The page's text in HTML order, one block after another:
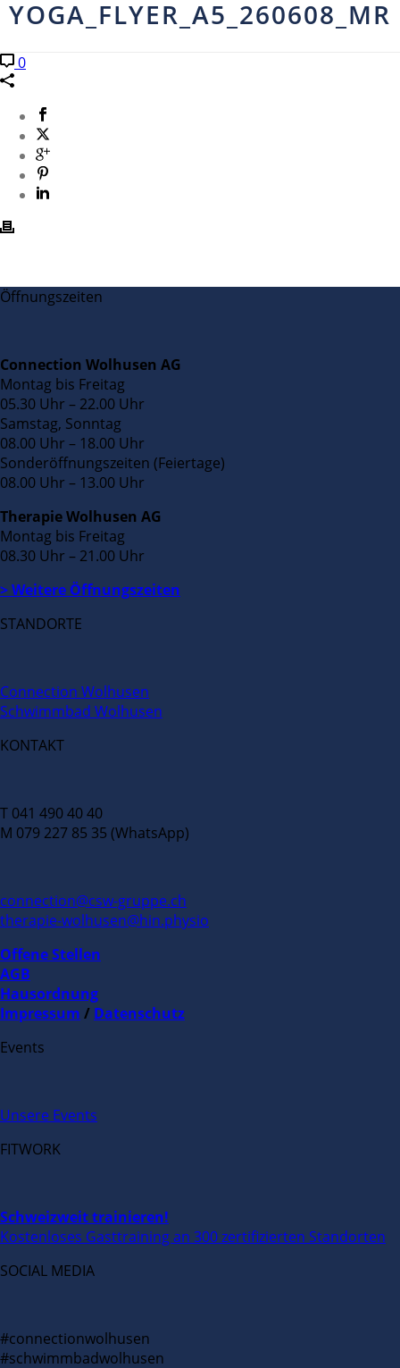
YOGA_FLYER_A5_260608_MR
0
Öffnungszeiten
Connection Wolhusen AG
Montag bis Freitag
05.30 Uhr – 22.00 Uhr
Samstag, Sonntag
08.00 Uhr – 18.00 Uhr
Sonderöffnungszeiten (Feiertage)
08.00 Uhr – 13.00 Uhr
Therapie Wolhusen AG
Montag bis Freitag
08.30 Uhr – 21.00 Uhr
> Weitere Öffnungszeiten
STANDORTE
Connection Wolhusen
Schwimmbad Wolhusen
KONTAKT
T 041 490 40 40
M 079 227 85 35 (WhatsApp)
connection@csw-gruppe.ch
therapie-wolhusen@hin.physio
Offene Stellen
AGB
Hausordnung
Impressum / Datenschutz
Events
Unsere Events
FITWORK
Schweizweit trainieren!
Kostenloses Gasttraining an 300 zertifizierten Standorten
SOCIAL MEDIA
#connectionwolhusen
#schwimmbadwolhusen